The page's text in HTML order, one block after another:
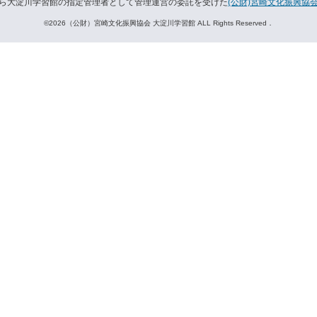
©2026（公財）宮崎文化振興協会 大淀川学習館 ALL Rights Reserved．